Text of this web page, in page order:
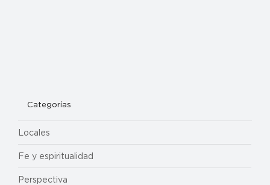
Categorías
Locales
Fe y espiritualidad
Perspectiva